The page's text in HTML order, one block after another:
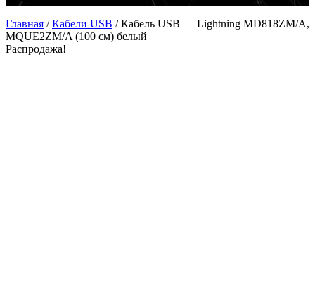
Главная /Кабели USB /Кабель USB — Lightning MD818ZM/A,
MQUE2ZM/A (100 см) белый
Распродажа!